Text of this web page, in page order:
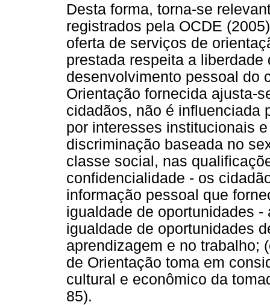
Desta forma, torna-se
registrados pela OCDE
oferta de serviços de
prestada respeita a
desenvolvimento pessoal do
Orientação fornecida ajusta-
cidadãos, não é influenciada
por interesses institucionais
discriminação baseada no
classe social, nas
confidencialidade - os
informação pessoal que
igualdade de oportunidades
igualdade de oportunidades
aprendizagem e no trabalho;
de Orientação toma em
cultural e econômico da
85).